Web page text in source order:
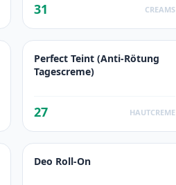
31 CREAMS
Perfect Teint (Anti-Rötung
Tagescreme)
27 HAUTCREME
Deo Roll-On